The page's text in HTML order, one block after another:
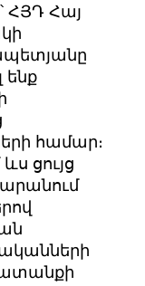
ՀՅԴ Հայ
ենք
համար։
ցույց